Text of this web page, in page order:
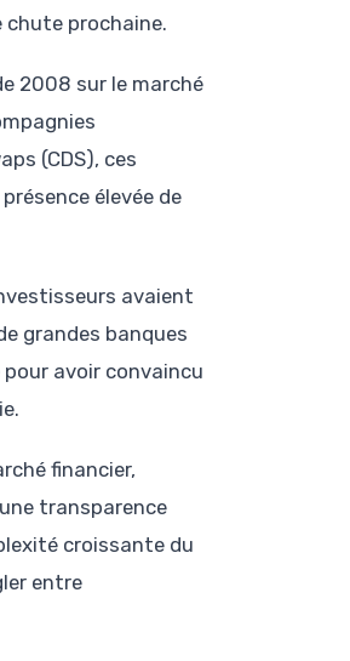
prochaine.
2008 sur le marché
(CDS), ces
élevée de
avaient
grandes banques
avoir convaincu
financier,
transparence
croissante du
entre